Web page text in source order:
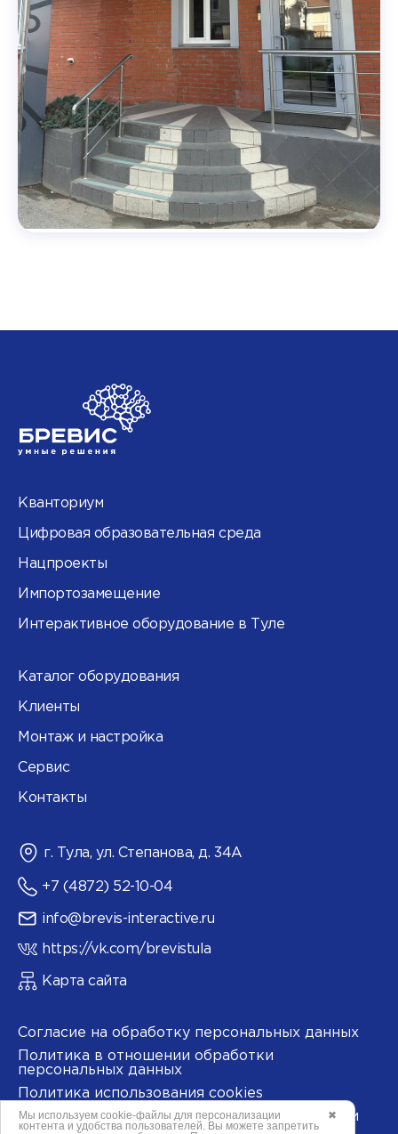
Кванториум
Цифровая образовательная среда
Нацпроекты
Импортозамещение
Интерактивное оборудование в Туле
Каталог оборудования
Клиенты
Монтаж и настройка
Сервис
Контакты
г. Тула, ул. Степанова, д. 34А
+7 (4872) 52-10-04
info@brevis-interactive.ru
https://vk.com/brevistula
Карта сайта
Согласие на обработку персональных данных
Политика в отношении обработки
персональных данных
Политика использования cookies
Согласие на обработку данных метрическими
программами
✖
Мы используем cookie-файлы для персонализации
контента и удобства пользователей. Вы можете запретить